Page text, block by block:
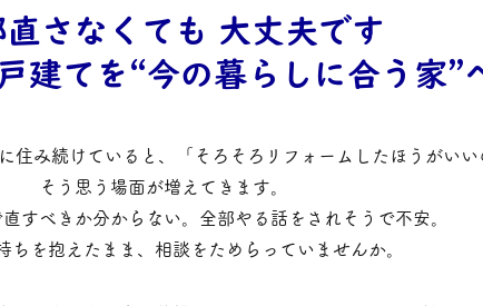
直さなくても 大丈夫です
建てを“今の暮らしに合う家”
住み続けていると、「そろそろリフォームしたほうがいい
そう思う場面が増えてきます。
すべきか分からない。全部やる話をされそうで不安。
ちを抱えたまま、相談をためらっていませんか。